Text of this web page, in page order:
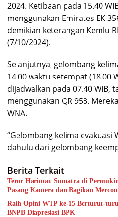
2024. Ketibaan pada 15.40
menggunakan Emirates EK
demikian keterangan Kemlu
(7/10/2024).
Selanjutnya, gelombang
14.00 waktu setempat (18.00
dijadwalkan pada 07.40 WIB,
menggunakan QR 958.
WNA.
“Gelombang kelima evakuasi
dahulu dari gelombang
Berita Terkait
Teror Harimau Sumatra di
Pasang Kamera dan Bagikan Mercon
Raih Opini WTP ke-15 Berturut-
BNPB Diapresiasi BPK